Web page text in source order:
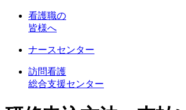
看護職の
皆様へ
ナースセンター
訪問看護
総合支援センター